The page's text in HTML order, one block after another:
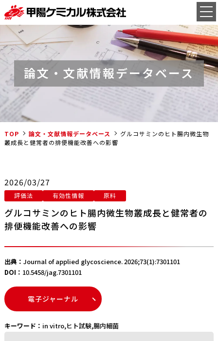
論文・文献情報データベース
TOP 論文・文献情報データベース
グルコサミンのヒト腸内微生物
叢成長と健常者の排便機能改善への影響
2026/03/27
評価法 有効性情報 原料
グルコサミンのヒト腸内微生物叢成長と健常者の
排便機能改善への影響
出典： Journal of applied glycoscience. 2026;73(1):7301101
DOI： 10.5458/jag.7301101
電子ジャーナル
キーワード： in vitro,ヒト試験,腸内細菌